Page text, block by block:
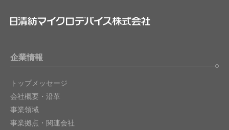
企業情報
トップメッセージ
会社概要・沿革
事業領域
事業拠点・関連会社